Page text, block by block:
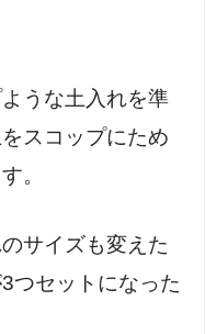
うな土入れを準
スコップにため
。
サイズも変えた
つセットになった